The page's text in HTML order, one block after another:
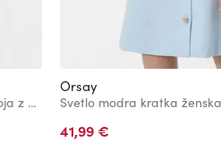
Črna kratka ženska srajčna obleka A-kroja z naramnicami ORSAY
Orsay
41,99 €